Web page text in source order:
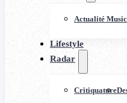
Actualité
Lifestyle
Radar
Critiquature